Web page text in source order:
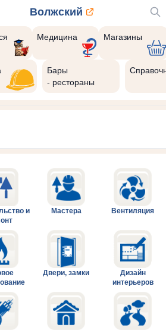
Волжский
Медицина Магазины
Бары
- рестораны
и
Мастера Вентиляция
Двери, замки
Дизайн
интерьеров